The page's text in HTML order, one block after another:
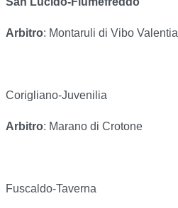
Arbitro: Montaruli di Vibo Valentia
Corigliano-Juvenilia
Arbitro: Marano di Crotone
Fuscaldo-Taverna